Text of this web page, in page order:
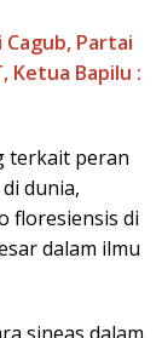
Cagub, Partai
Ketua Bapilu :
terkait peran
dunia,
floresiensis di
dalam ilmu